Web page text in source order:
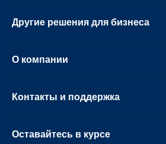
Другие решения для бизнеса
О компании
Контакты и поддержка
Оставайтесь в курсе